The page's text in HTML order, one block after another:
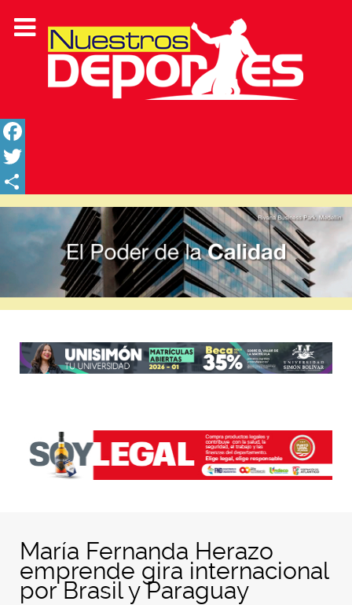
Facebook
Twitter
Share
María Fernanda Herazo
emprende gira internacional
por Brasil y Paraguay